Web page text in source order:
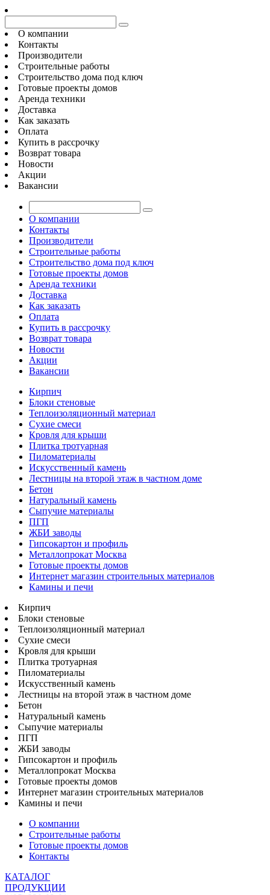
О компании
Контакты
Производители
Строительные работы
Строительство дома под ключ
Готовые проекты домов
Аренда техники
Доставка
Как заказать
Оплата
Купить в рассрочку
Возврат товара
Новости
Акции
Вакансии
О компании
Контакты
Производители
Строительные работы
Строительство дома под ключ
Готовые проекты домов
Аренда техники
Доставка
Как заказать
Оплата
Купить в рассрочку
Возврат товара
Новости
Акции
Вакансии
Кирпич
Блоки стеновые
Теплоизоляционный материал
Сухие смеси
Кровля для крыши
Плитка тротуарная
Пиломатериалы
Искусственный камень
Лестницы на второй этаж в частном доме
Бетон
Натуральный камень
Сыпучие материалы
ПГП
ЖБИ заводы
Гипсокартон и профиль
Металлопрокат Москва
Готовые проекты домов
Интернет магазин строительных материалов
Камины и печи
Кирпич
Блоки стеновые
Теплоизоляционный материал
Сухие смеси
Кровля для крыши
Плитка тротуарная
Пиломатериалы
Искусственный камень
Лестницы на второй этаж в частном доме
Бетон
Натуральный камень
Сыпучие материалы
ПГП
ЖБИ заводы
Гипсокартон и профиль
Металлопрокат Москва
Готовые проекты домов
Интернет магазин строительных материалов
Камины и печи
О компании
Строительные работы
Готовые проекты домов
Контакты
КАТАЛОГ
ПРОДУКЦИИ